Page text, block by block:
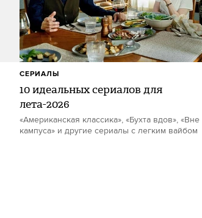
10 идеальных сериалов для
лета-2026
«Американская классика», «Бухта вдов», «Вне
кампуса» и другие сериалы с легким вайбом
СЕРИАЛЫ